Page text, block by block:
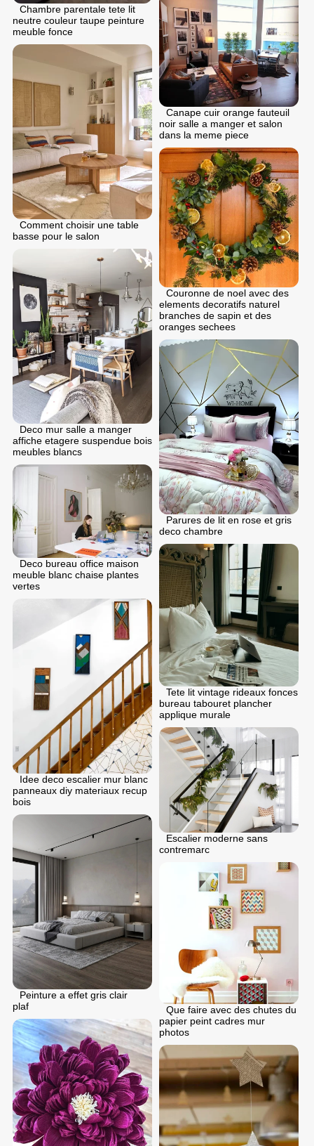
Chambre parentale tete lit
neutre couleur taupe peinture
meuble fonce
Canape cuir orange fauteuil
noir salle a manger et salon
dans la meme piece
Comment choisir une table
basse pour le salon
Couronne de noel avec des
elements decoratifs naturel
branches de sapin et des
oranges sechees
Deco mur salle a manger
affiche etagere suspendue bois
meubles blancs
Parures de lit en rose et gris
deco chambre
Deco bureau office maison
meuble blanc chaise plantes
vertes
Tete lit vintage rideaux fonces
bureau tabouret plancher
applique murale
Idee deco escalier mur blanc
panneaux diy materiaux recup
bois
Escalier moderne sans
contremarc
Peinture a effet gris clair
plaf
Que faire avec des chutes du
papier peint cadres mur
photos